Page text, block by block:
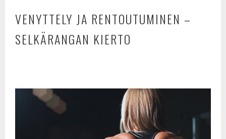
VENYTTELY JA RENTOUTUMINEN –
SELKÄRANGAN KIERTO